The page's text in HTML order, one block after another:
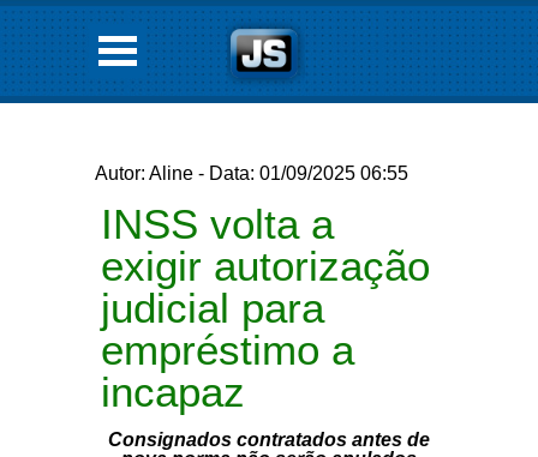
Autor: Aline - Data: 01/09/2025 06:55
INSS volta a
exigir autorização
judicial para
empréstimo a
incapaz
Consignados contratados antes de